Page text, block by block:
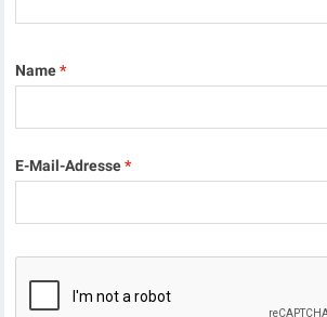
Name*
E-Mail-Adresse*